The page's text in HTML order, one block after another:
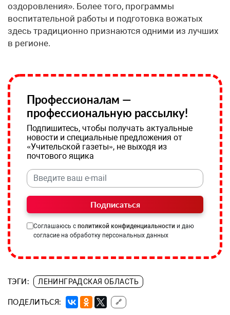
оздоровления». Более того, программы
воспитательной работы и подготовка вожатых
здесь традиционно признаются одними из лучших
в регионе.
Профессионалам —
профессиональную рассылку!
Подпишитесь, чтобы получать актуальные
новости и специальные предложения от
«Учительской газеты», не выходя из
почтового ящика
Подписаться
Соглашаюсь с политикой конфиденциальности и даю
согласие на обработку персональных данных
ТЭГИ: ЛЕНИНГРАДСКАЯ ОБЛАСТЬ
ПОДЕЛИТЬСЯ: 🔗